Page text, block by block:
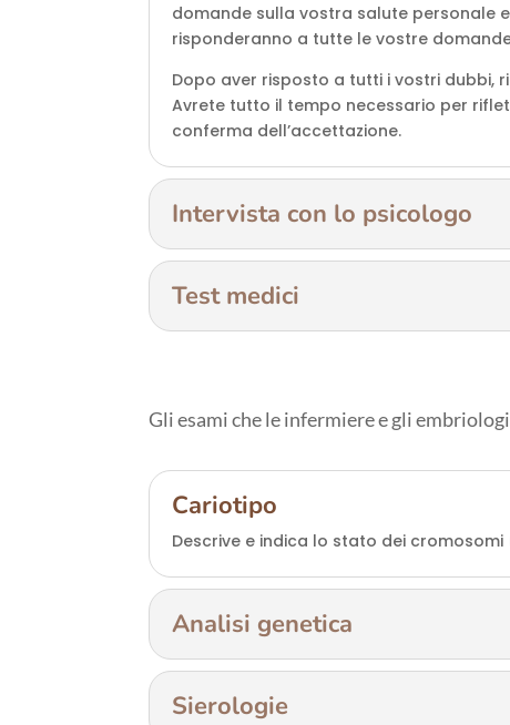
domande sulla vostra salute personale
risponderanno a tutte le vostre
Dopo aver risposto a tutti i vostri dubbi,
Avrete tutto il tempo necessario per
conferma dell’accettazione.
Intervista con lo psicologo
Test medici
Gli esami che le infermiere e gli
Cariotipo
Descrive e indica lo stato dei
Analisi genetica
Sierologie